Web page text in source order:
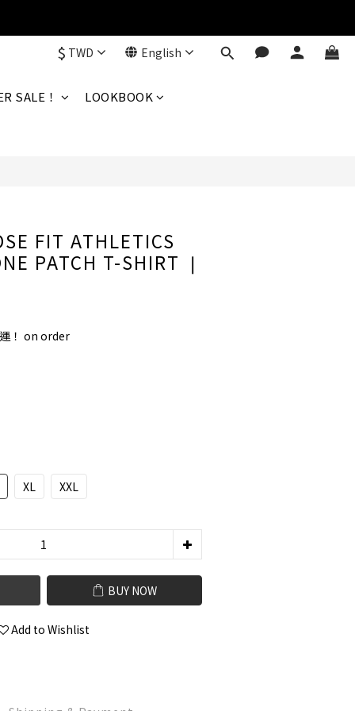
$ TWD English
SALE！
LOOKBOOK
FIT ATHLETICS
PATCH T-SHIRT ❘
！ on order
XL XXL
BUY NOW
Add to Wishlist
BUY NOW